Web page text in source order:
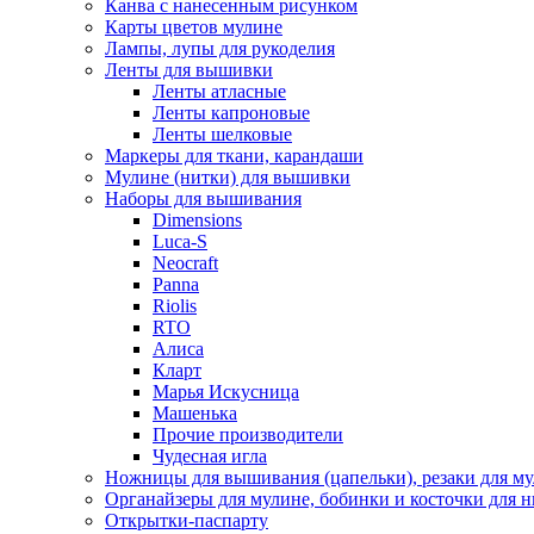
Канва с нанесенным рисунком
Карты цветов мулине
Лампы, лупы для рукоделия
Ленты для вышивки
Ленты атласные
Ленты капроновые
Ленты шелковые
Маркеры для ткани, карандаши
Мулине (нитки) для вышивки
Наборы для вышивания
Dimensions
Luca-S
Neocraft
Panna
Riolis
RTO
Алиса
Кларт
Марья Искусница
Машенька
Прочие производители
Чудесная игла
Ножницы для вышивания (цапельки), резаки для
Органайзеры для мулине, бобинки и косточки для
Открытки-паспарту